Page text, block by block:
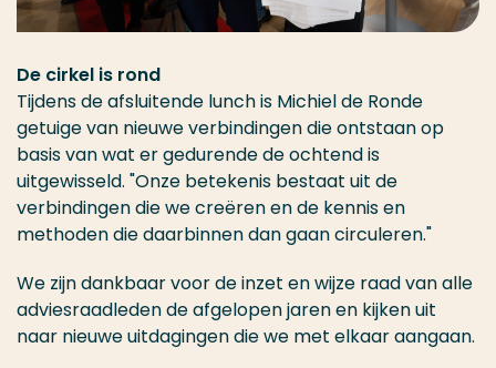
De cirkel is rond
Tijdens de afsluitende lunch is Michiel de Ronde
getuige van nieuwe verbindingen die ontstaan op
basis van wat er gedurende de ochtend is
uitgewisseld. "Onze betekenis bestaat uit de
verbindingen die we creëren en de kennis en
methoden die daarbinnen dan gaan circuleren."
We zijn dankbaar voor de inzet en wijze raad van alle
adviesraadleden de afgelopen jaren en kijken uit
naar nieuwe uitdagingen die we met elkaar aangaan.